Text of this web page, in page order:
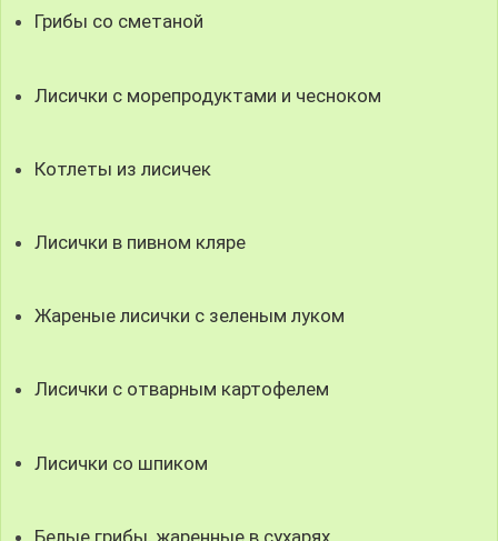
Грибы со сметаной
Лисички с морепродуктами и чесноком
Котлеты из лисичек
Лисички в пивном кляре
Жареные лисички с зеленым луком
Лисички с отварным картофелем
Лисички со шпиком
Белые грибы, жаренные в сухарях